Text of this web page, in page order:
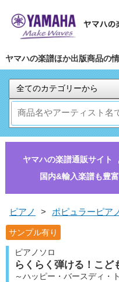
ヤマハの楽譜ほか出版商品の
ヤマハの楽譜通販サイト
国内&輸入楽譜も豊
ピアノ > ポピュラーピア
サンプル有り
ピアノソロ
らくらく弾ける！こど
～ハッピー・バースディ・